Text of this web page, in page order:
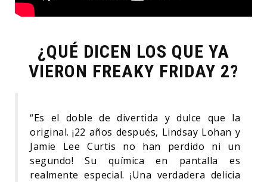
¿QUÉ DICEN LOS QUE YA
VIERON FREAKY FRIDAY 2?
“Es el doble de divertida y dulce que la
original. ¡22 años después, Lindsay Lohan y
Jamie Lee Curtis no han perdido ni un
segundo! Su química en pantalla es
realmente especial. ¡Una verdadera delicia